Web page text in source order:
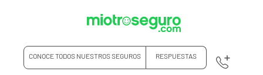
CONOCE TODOS NUESTROS SEGUROS RESPUESTAS